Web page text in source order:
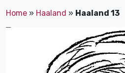
Home » Haaland » Haaland 13